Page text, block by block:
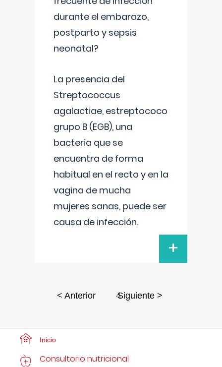
durante el embarazo,
postparto y sepsis
neonatal?
La presencia del
Streptococcus
agalactiae, estreptococo
grupo B (EGB), una
bacteria que se
encuentra de forma
habitual en el recto y en la
vagina de mucha
mujeres sanas, puede ser
causa de infección.
+
< Anterior 4
Siguiente >
Inicio
Consultorio nutricional